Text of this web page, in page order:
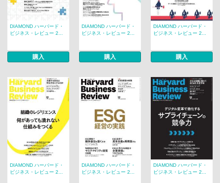
DIAMOND ハーバード・
ビジネス・レビュー 2...
購入
DIAMOND ハーバード・
ビジネス・レビュー 2...
購入
DIAMOND ハーバード・
ビジネス・レビュー 2...
購入
DIAMOND ハーバード・
ビジネス・レビュー 2...
DIAMOND ハーバード・
ビジネス・レビュー 2...
DIAMOND ハーバード・
ビジネス・レビュー 2...